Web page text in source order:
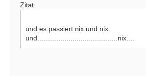
Zitat:
und es passiert nix und nix
und.........................................nix....